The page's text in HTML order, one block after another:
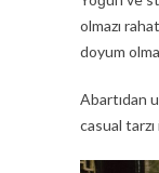
olmazı
doyum
Abartıdan
casual